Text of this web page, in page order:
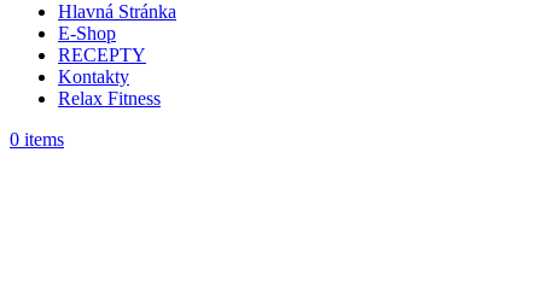
Hlavná Stránka
E-Shop
RECEPTY
Kontakty
Relax Fitness
0 items